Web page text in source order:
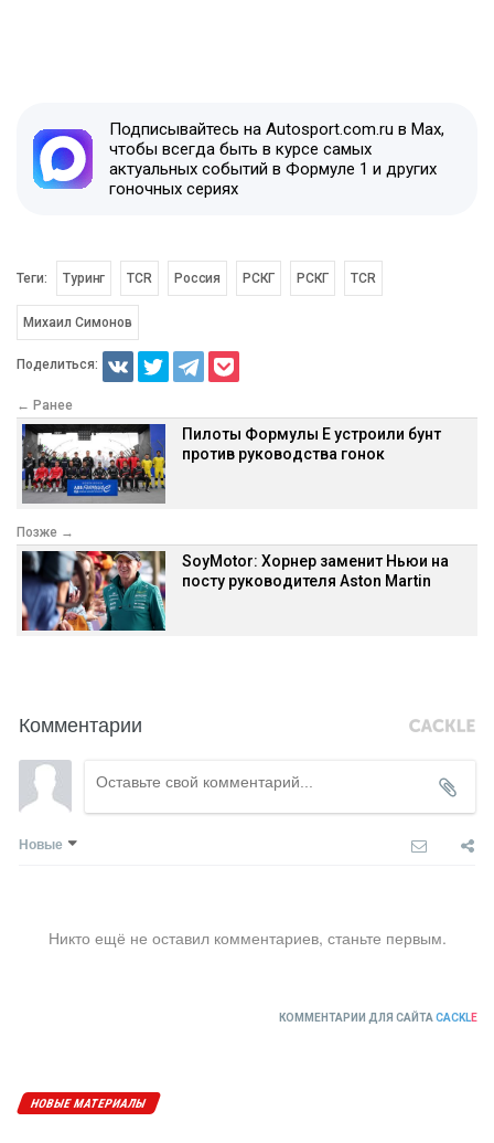
Подписывайтесь на Autosport.com.ru в Max,
чтобы всегда быть в курсе самых
актуальных событий в Формуле 1 и других
гоночных сериях
Теги: Туринг TCR Россия РСКГ РСКГ TCR
Михаил Симонов
Поделиться:
← Ранее
Пилоты Формулы Е устроили бунт
против руководства гонок
Позже →
SoyMotor: Хорнер заменит Ньюи на
посту руководителя Aston Martin
Комментарии
Новые
Никто ещё не оставил комментариев, станьте первым.
КОММЕНТАРИИ ДЛЯ САЙТА CACKLE
НОВЫЕ МАТЕРИАЛЫ